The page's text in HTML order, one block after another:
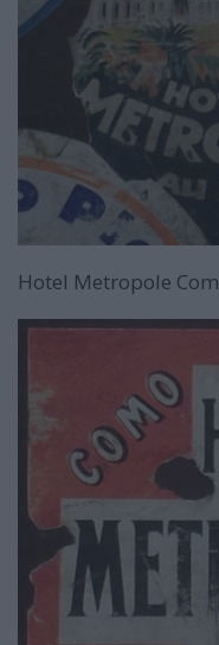
Hotel Metropole